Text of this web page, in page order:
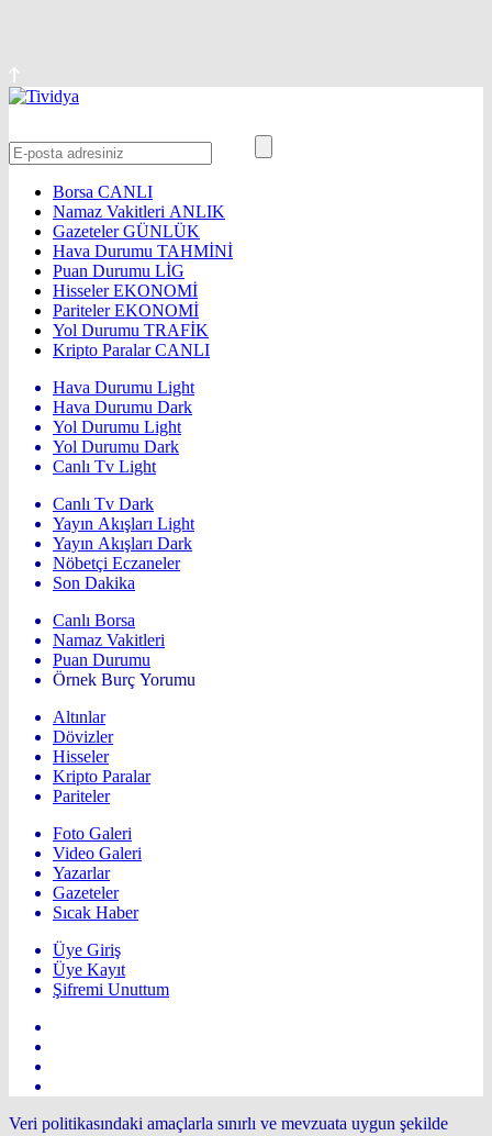
Borsa CANLI
Namaz Vakitleri ANLIK
GazetelerGÜNLÜK
Hava Durumu TAHMİNİ
Puan Durumu LİG
HisselerEKONOMİ
ParitelerEKONOMİ
Yol Durumu TRAFİK
Kripto ParalarCANLI
Hava Durumu Light
Hava Durumu Dark
Yol Durumu Light
Yol Durumu Dark
Canlı Tv Light
Canlı Tv Dark
Yayın Akışları Light
Yayın Akışları Dark
Nöbetçi Eczaneler
Son Dakika
Canlı Borsa
Namaz Vakitleri
Puan Durumu
Örnek Burç Yorumu
Altınlar
Dövizler
Hisseler
Kripto Paralar
Pariteler
Foto Galeri
Video Galeri
Yazarlar
Gazeteler
Sıcak Haber
Üye Giriş
Üye Kayıt
Şifremi Unuttum
Veri politikasındaki amaçlarla sınırlı ve mevzuata uygun şekilde